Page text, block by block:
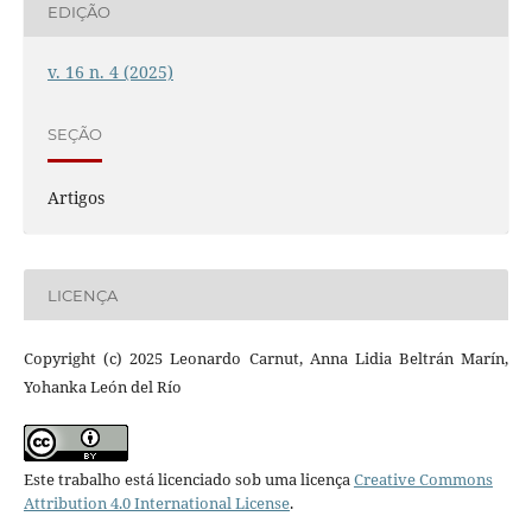
EDIÇÃO
v. 16 n. 4 (2025)
SEÇÃO
Artigos
LICENÇA
Copyright (c) 2025 Leonardo Carnut, Anna Lidia Beltrán Marín,
Yohanka León del Río
Este trabalho está licenciado sob uma licençaCreative Commons
Attribution 4.0 International License.